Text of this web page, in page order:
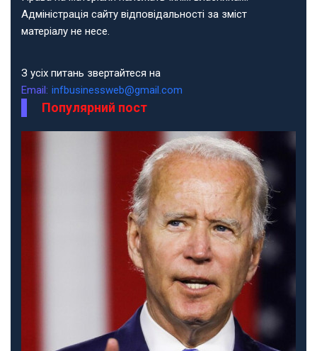
Адміністрація сайту відповідальності за зміст
матеріалу не несе.
З усіх питань звертайтеся на
Email: infbusinessweb@gmail.com
Популярний пост